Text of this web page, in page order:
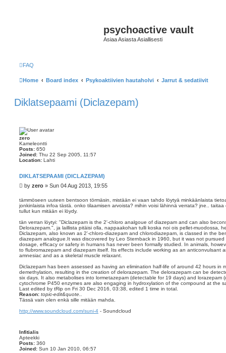
psychoactive vault
Asiaa Asiasta Asiallisesti
FAQ
Home Board index Psykoaktiivien hautaholvi Jarrut & sedatiivit
Diklatsepaami (Diclazepam)
zero
Kameleontti
Posts: 650
Joined: Thu 22 Sep 2005, 11:57
Location: Lahti
DIKLATSEPAAMI (DICLAZEPAM)
P
s
t
by zero » Sun 04 Aug 2013, 19:55
tämmöseen uuteen bentsoon törmäsin, mistään ei vaan tahdo löytyä minkäänlaista
jonkinlaista infoa tästä. onko tilaamisen arvoista? mihin voisi lähinnä verrata? jne..
tullut kun mitään ei löydy.
tän verran löytyi: "Diclazepam is the 2'-chloro analgoue of diazepam and can also
Delorazepam.", ja laillista pitäisi olla, nappaakohan tulli koska noi ois pellet-muodossa,
Diclazepam, also known as 2'-chloro-diazepam and chlorodiazepam, is classed in the
diazepam analogue.It was discovered by Leo Sternback in 1960, but it was not
dosage, efficacy or safety in humans has never been formally studied. In animals,
to flubromazepam and diazepam itself. Its effects include working as an anticonvulsant
amnesiac and as a skeletal muscle relaxant.
Diclazepam has been assessed as having an elimination half-life of around 42 hours in
demethylation, resulting in the creation of delorazepam. The delorazepam can be
six days. It also metabolises into lormetazepam (detectable for 19 days) and lorazepam
cytochrome P450 enzymes are also engaging in hydroxylation of the compound at the
Last edited by tRip on Fri 30 Dec 2016, 03:38, edited 1 time in total.
Reason: topic-edit&quote..
Tässä vain olen enkä sille mitään mahda.
http://www.soundcloud.com/suni-4 - Soundcloud
Infitialis
Apteekki
Posts: 360
Joined: Sun 10 Jan 2010, 06:57